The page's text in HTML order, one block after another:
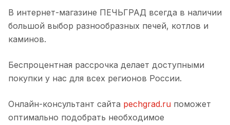
В интернет-магазине ПЕЧЬГРАД всегда в наличии
большой выбор разнообразных печей, котлов и
каминов.
Беспроцентная рассрочка делает доступными
покупки у нас для всех регионов России.
Онлайн-консультант сайта pechgrad.ru поможет
оптимально подобрать необходимое